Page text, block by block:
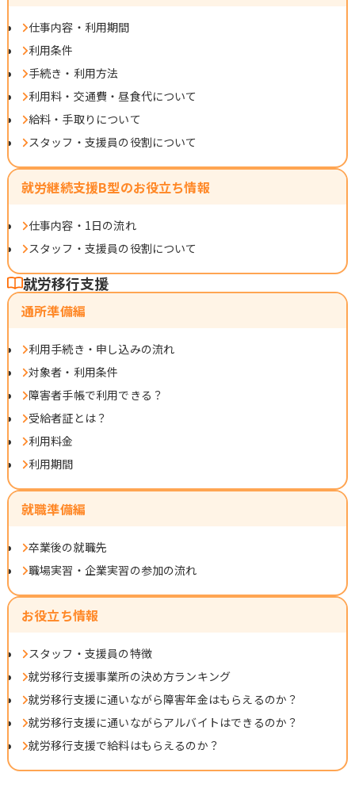
仕事内容・利用期間
利用条件
手続き・利用方法
利用料・交通費・昼食代について
給料・手取りについて
スタッフ・支援員の役割について
就労継続支援B型のお役立ち情報
仕事内容・1日の流れ
スタッフ・支援員の役割について
就労移行支援
通所準備編
利用手続き・申し込みの流れ
対象者・利用条件
障害者手帳で利用できる？
受給者証とは？
利用料金
利用期間
就職準備編
卒業後の就職先
職場実習・企業実習の参加の流れ
お役立ち情報
スタッフ・支援員の特徴
就労移行支援事業所の決め方ランキング
就労移行支援に通いながら障害年金はもらえるのか？
就労移行支援に通いながらアルバイトはできるのか？
就労移行支援で給料はもらえるのか？